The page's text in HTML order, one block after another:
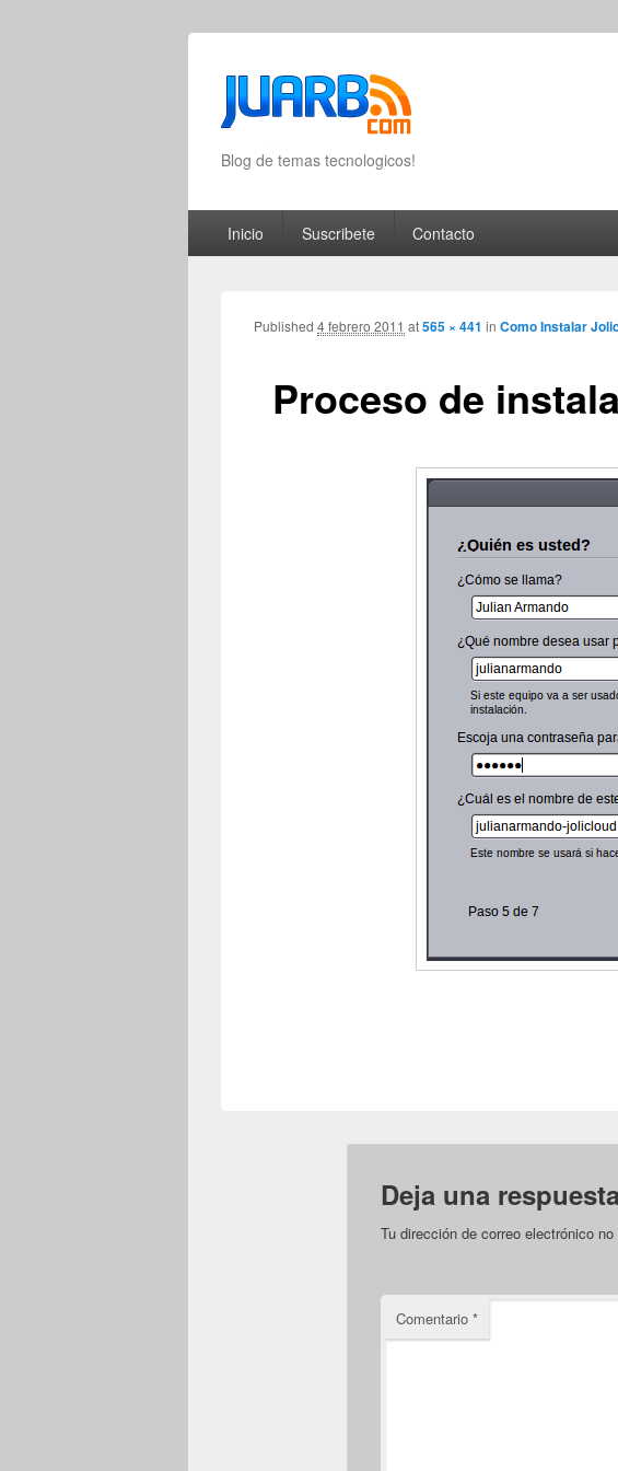
Blog de temas tecnologicos!
Primary menu
Skip to primary content
Skip to secondary content
Inicio Suscribete Contacto
Proceso de
Published 4 febrero 2011 at565 × 441 in Como Instalar
Deja una respuesta
Tu dirección de correo electrónico
Comentario*